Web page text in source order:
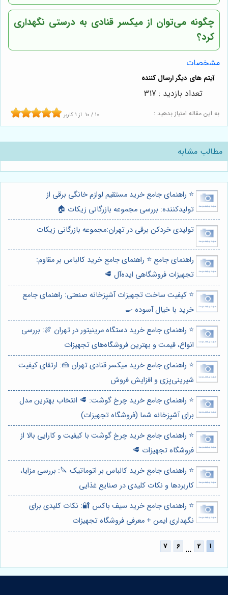
چگونه می‌توان از میکسر قنادی به درستی نگهداری
کرد؟
مشخصات
به این مقاله امتیاز بدهید : 10 / 10 از 1 کاربر
تعداد بازدید : 317
مطالب مشابه
⭐️ راهنمای جامع خرید مستقیم لوازم خانگی برقی از
تولیدکننده: بررسی مجموعه بازرگانی زیکات 🏠
تولیدی خردکن برقی در تهران:مجموعه بازرگانی زیکات
راهنمای جامع ⭐️ راهنمای جامع خرید کالباس بر مقاوم:
تجهیزات فروشگاهی ایده‌آل 🥩
⭐️ کیفیت ساخت تجهیزات آشپزخانه صنعتی: راهنمای جامع
خرید با خیال آسوده 🍳
⭐️ راهنمای جامع خرید دستگاه مرینیتور در تهران 🍖: بررسی
انواع، قیمت و بهترین فروشگاه‌های تجهیزات
⭐️ راهنمای جامع خرید میکسر قنادی تهران 🍰: ارتقای کیفیت
شیرینی‌پزی و افزایش فروش
⭐️ راهنمای جامع خرید چرخ گوشت: 🥩 انتخاب بهترین مدل
برای آشپزخانه شما (فروشگاه تجهیزات)
⭐️ راهنمای جامع خرید چرخ گوشت با کیفیت و کارایی بالا از
فروشگاه تجهیزات 🥩
⭐️ راهنمای جامع خرید کالباس بر اتوماتیک 🔪: بررسی مزایا،
کاربردها و نکات کلیدی در صنایع غذایی
⭐️ راهنمای جامع خرید سیف باکس 🔐: نکات کلیدی برای
نگهداری ایمن + معرفی فروشگاه تجهیزات
...